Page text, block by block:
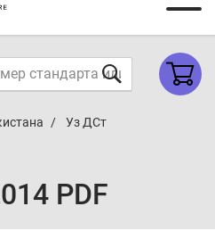
Уз ДСт
PDF